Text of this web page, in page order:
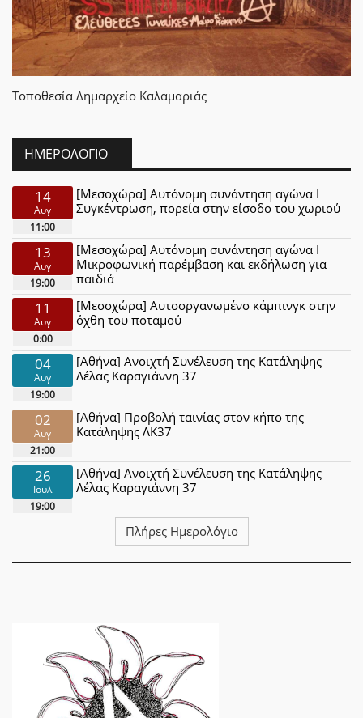
Τοποθεσία Δημαρχείο Καλαμαριάς
ΗΜΕΡΟΛΌΓΙΟ
14
Αυγ
11:00
[Μεσοχώρα] Αυτόνομη συνάντηση αγώνα Ι
Συγκέντρωση, πορεία στην είσοδο του χωριού
13
Αυγ
19:00
[Μεσοχώρα] Αυτόνομη συνάντηση αγώνα Ι
Μικροφωνική παρέμβαση και εκδήλωση για
παιδιά
11
Αυγ
0:00
[Μεσοχώρα] Αυτοοργανωμένο κάμπινγκ στην
όχθη του ποταμού
04
Αυγ
19:00
[Αθήνα] Ανοιχτή Συνέλευση της Κατάληψης
Λέλας Καραγιάννη 37
02
Αυγ
21:00
[Αθήνα] Προβολή ταινίας στον κήπο της
Κατάληψης ΛΚ37
26
Ιουλ
19:00
[Αθήνα] Ανοιχτή Συνέλευση της Κατάληψης
Λέλας Καραγιάννη 37
Πλήρες Ημερολόγιο